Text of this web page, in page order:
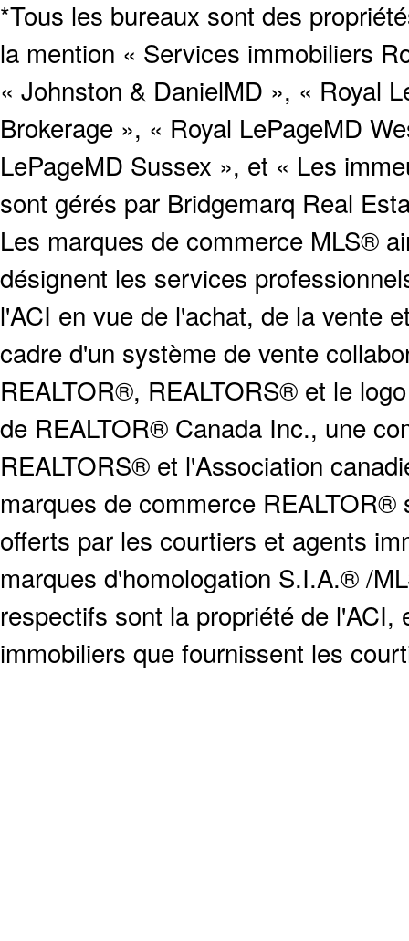
*Tous les bureaux sont des
la mention « Services immobiliers
« Johnston & DanielMD », « Royal
Brokerage », « Royal LePageMD
LePageMD Sussex », et « Les
sont gérés par Bridgemarq Real
Les marques de commerce MLS®
désignent les services
l'ACI en vue de l'achat, de la vente
cadre d'un système de vente
REALTOR®, REALTORS® et le
de REALTOR® Canada Inc., une
REALTORS® et l'Association
marques de commerce
offerts par les courtiers et agents
marques d'homologation S.I.A.® /
respectifs sont la propriété de
immobiliers que fournissent les